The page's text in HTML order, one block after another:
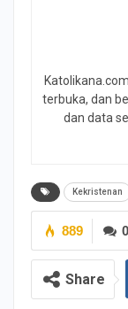
terbuka, dan
dan data
Kekristenan
0
889
Share